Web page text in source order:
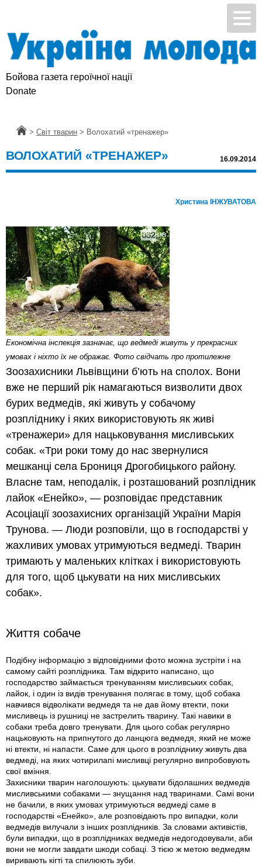
Бойова газета героїчної нації
Donate
Головна
> Світ тварин > Волохатий «тренажер»
ВОЛОХАТИЙ «ТРЕНАЖЕР» 16.09.2014
Христина ІНЖУВАТОВА
Економічна інспекція зазначає, що ведмеді живуть у прекрасних
умовах і ніхто їх не ображає. Фото свідчать про протилежне
Зоозахисники Львівщини б’ють на сполох. Вони
вже не перший рік намагаються визволити двох
бурих ведмедів, які живуть у собачому
розпліднику і яких використовують як живі
«тренажери» для нацьковування мисливських
собак. «Три роки тому до нас звернулися
мешканці села Брониця Дрогобицького району.
Власне там, неподалік, і розташований розплідник
лайок «Енейко», — розповідає представник
Асоціації зоозахисних організацій України Марія
Трунова. — Люди розповіли, що в господарстві у
жахливих умовах утримуються ведмеді. Тварин
тримають у маленьких клітках і використовують
для того, щоб цькувати на них мисливських
собак».
Життя собаче
Подібну інформацію з відповідними фото можна зустріти і на
самому сайті розплідника. Там відкрито написано, що
господарство займається тренуванням мисливських собак,
лайок, і один із видів тренування полягає в тому, щоб собака
навчився відволікати ведмедя та не дав йому втекти, поки
мисливець iз рушниці не застрелить тварину. Такі навики в
собаки треба довго тренувати. Для цього собак регулярно
нацьковують на припнутого до ланцюга ведмедя, який не може
ні втекти, ні напасти. Саме для цього в розпліднику живуть два
ведмеді, на яких чотирилапі мисливці регулярно випробовують
свої вміння.
Захисники тварин наголошують: цькувати бідолашних ведмедів
мисливськими собаками — знущання над тваринами. Самі вони
не бачили, в яких умовах утримуються ведмеді саме в
господарстві «Енейко», але розповідають про випадки, коли
ведмедів вилучали з інших розплідників. За словами активістів,
були випадки, що в розплідниках ведмедів недогодовували, аби
вони не могли завдати шкоди собаці. З тією ж метою ведмедям
виривають кігті та спилюють зуби.